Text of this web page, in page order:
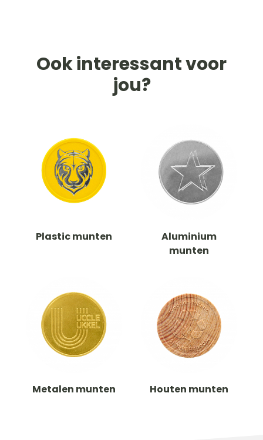
Ook interessant voor
jou?
Plastic munten
Aluminium
munten
Metalen munten Houten munten